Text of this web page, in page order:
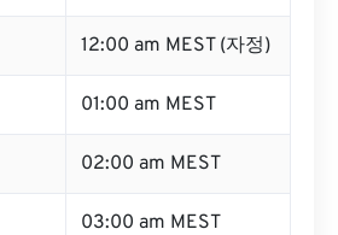
12:00 am MEST (자정)
01:00 am MEST
02:00 am MEST
03:00 am MEST